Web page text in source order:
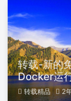
转载-新的
Docker运
转载精品 2